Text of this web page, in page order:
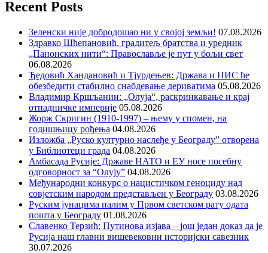
Recent Posts
Зеленски није добродошао ни у својој земљи! 07.08.2026
Здравко Шћепановић, градитељ братства и уредник
„Панонских нити“: Православље је пут у бољи свет
06.08.2026
Ђедовић Хандановић и Тјурдењев: Држава и НИС ће
обезбедити стабилно снабдевање дериватима 05.08.2026
Владимир Кршљанин: „Олуја“, раскринкавање и крај
отпадничке империје 05.08.2026
Жорж Скригин (1910-1997) – њему у спомен, на
годишњицу рођења 04.08.2026
Изложба „Руско културно наслеђе у Београду” отворена
у Библиотеци града 04.08.2026
Амбасада Русије: Државе НАТО и ЕУ носе посебну
одговорност за “Олују” 04.08.2026
Међународни конкурс о нацистичком геноциду над
совјетским народом представљен у Београду 03.08.2026
Руским јунацима палим у Првом светском рату одата
пошта у Београду 01.08.2026
Славенко Терзић: Путинова изјава – још један доказ да је
Русија наш главни вишевековни историјски савезник
30.07.2026